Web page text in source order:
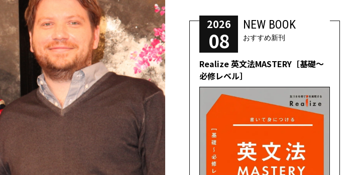
2026
08
NEW BOOK
おすすめ新刊
Realize 英文法MASTERY［基礎～
必修レベル］